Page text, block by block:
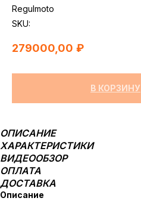
Regulmoto
SKU:
279000,00 ₽
В КОРЗИНУ
ОПИСАНИЕ
ХАРАКТЕРИСТИКИ
ВИДЕООБЗОР
ОПЛАТА
ДОСТАВКА
Описание